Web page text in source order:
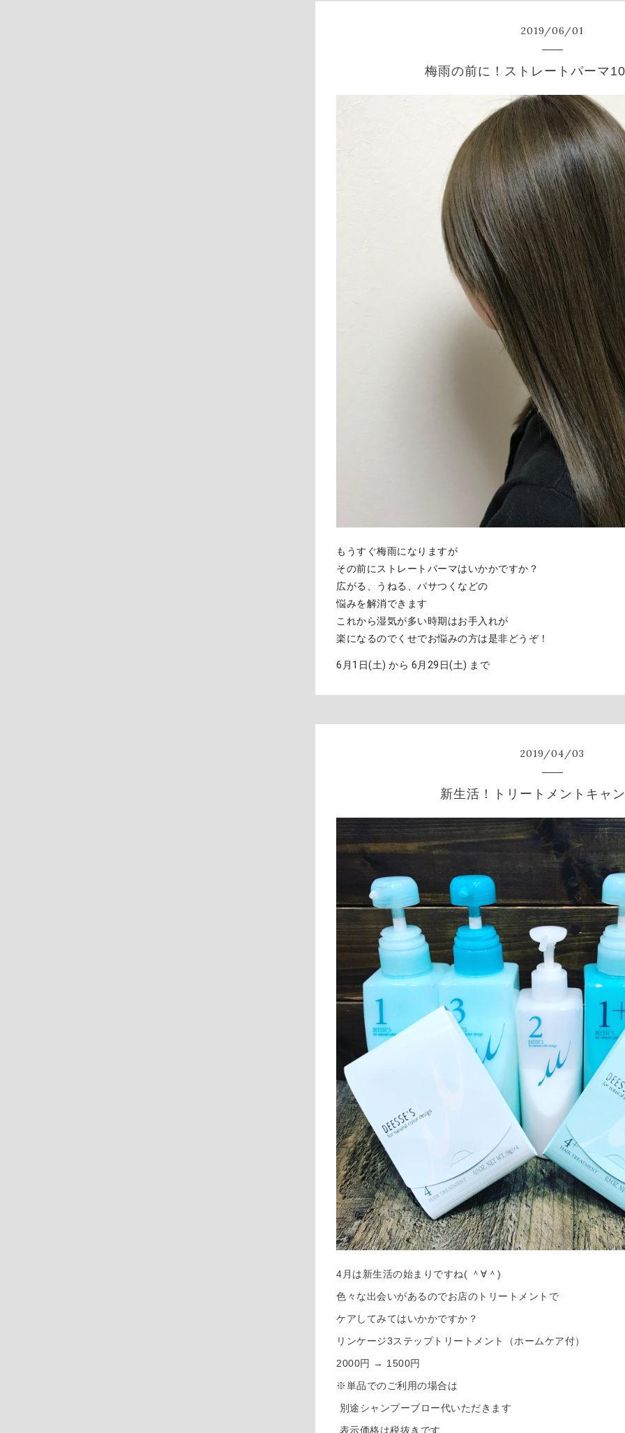
2019/06/01
梅雨の前に！ストレートパーマ
もうすぐ梅雨になりますが
その前にストレートパーマはいかかですか？
広がる、うねる、パサつくなどの
悩みを解消できます
これから湿気が多い時期はお手入れが
楽になるのでくせでお悩みの方は是非どうぞ！
6月1日(土) から 6月29日(土) まで
2019/04/03
新生活！トリートメントキャ
4月は新生活の始まりですね( ＾∀＾)
色々な出会いがあるのでお店のトリートメントで
ケアしてみてはいかかですか？
リンケージ3ステップトリートメント（ホームケア付）
2000円 → 1500円
※単品でのご利用の場合は
別途シャンプーブロー代いただきます
表示価格は税抜きです